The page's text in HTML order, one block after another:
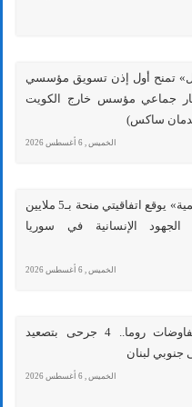
تمنح أول إذن تسويق مؤسسي
جماعي مؤسس خارج الكويت
ساكس)
الخميس , 6 أغسطس 2026
«الكويتي للتنمية» يوقع اتفاقيتي منحة بـ5 ملايين
الجهود الإنسانية في سوريا
الخميس , 6 أغسطس 2026
تزامنا مع مفاوضات روما.. 4 جرحى بتصعيد
جنوبي لبنان
الخميس , 6 أغسطس 2026